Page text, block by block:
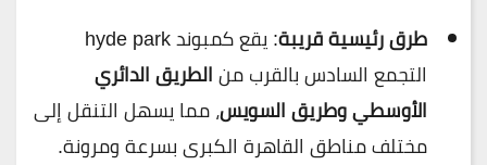
طرق رئيسية قريبة
: يقع كمبوند hyde park
التجمع السادس بالقرب منالطريق الدائري
الأوسطي وطريق السويس، مما يسهل التنقل إلى
مختلف مناطق القاهرة الكبرى بسرعة ومرونة.